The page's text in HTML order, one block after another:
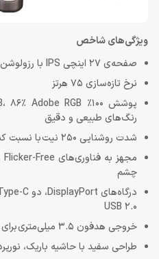
ویژگی‌های شاخص
صفحه‌ی 27 اینچی IPS با رزولوشن 4K UHD (3840×2160
نرخ تازه‌سازی 75 هرتز
رنگ‌های طبیعی و دقیق
شدت روشنایی 250 نیت با نسبت کنتراست 1000:1 و پشتیبانی از HDR
چشم
USB 2.0
خروجی هدفون 3.5 میلی‌متری برای اتصال هدست
طراحی سفید با حاشیه باریک، نورپردازی